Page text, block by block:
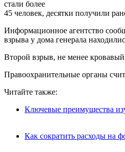
стали более
45 человек, десятки получили
Информационное агентство
взрыва у дома генерала
Второй взрыв, не менее
Правоохранительные органы
Читайте также:
Ключевые преимущества
Как сократить расходы на